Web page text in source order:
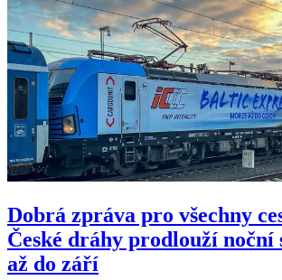
Dobrá zpráva pro všechny
České dráhy prodlouží noční
až do září